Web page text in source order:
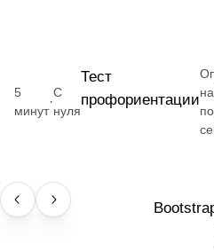
5
минут
·
С
нуля
Тест
профориентации
НАВЫК